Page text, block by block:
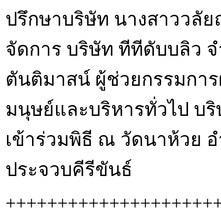
ปรึกษาบริษัท นางสาววลั
จัดการ บริษัท ทีทีดับบลิว
ตันติมาสน์ ผู้ช่วยกรรมกา
มนุษย์และบริหารทั่วไป บ
เข้าร่วมพิธี ณ วัดนาห้วย
ประจวบคีรีขันธ์